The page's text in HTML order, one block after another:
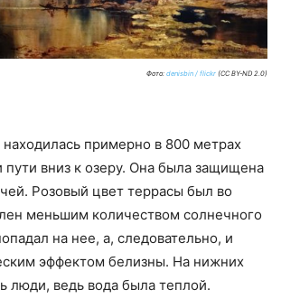
Фото: denisbin / flickr (CC BY-ND 2.0)
находилась примерно в 800 метрах
пути вниз к озеру. Она была защищена
Розовый цвет террасы был во
меньшим количеством солнечного
на нее, а, следовательно, и
эффектом белизны. На нижних
люди, ведь вода была теплой.